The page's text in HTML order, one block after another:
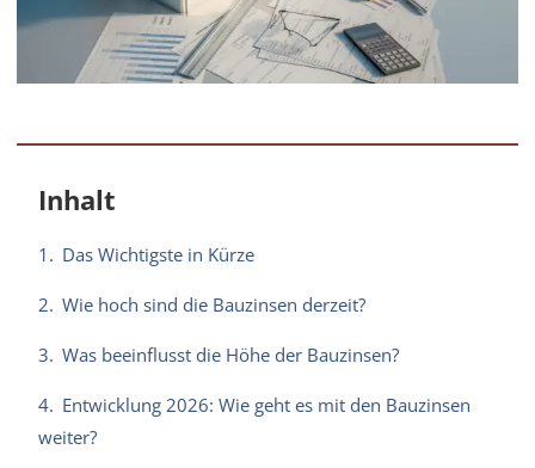
Inhalt
1. Das Wichtigste in Kürze
2. Wie hoch sind die Bauzinsen derzeit?
3. Was beeinflusst die Höhe der Bauzinsen?
4. Entwicklung 2026: Wie geht es mit den Bauzinsen
weiter?